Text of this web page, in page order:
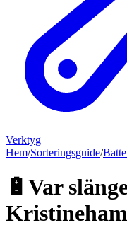
Verktyg
Hem/Sorteringsguide/
🔋 Var